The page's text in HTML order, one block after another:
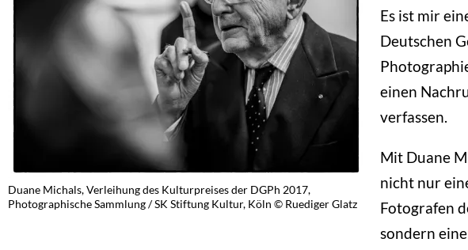
Duane Michals, Verleihung des Kulturpreises der DGPh 2017,
Photographische Sammlung / SK Stiftung Kultur, Köln © Ruediger Glatz
Es ist mir
Deutschen
einen
verfassen.
Mit Duane
nicht nur
Fotografen
sondern